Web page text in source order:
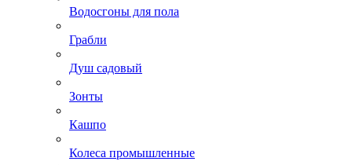
Водосгоны для пола
Грабли
Душ садовый
Зонты
Кашпо
Колеса промышленные